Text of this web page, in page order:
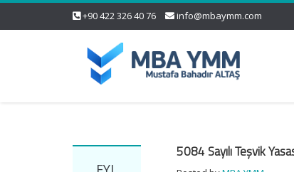
+90 422 326 40 76 info@mbaymm.com
5084 Sayılı Teşvik